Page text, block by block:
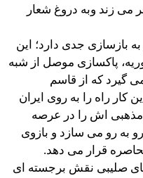
می زند وبه دروغ شعار
بازسازی جدی دارد؛ این
پاکسازی موصل از شبه
گیرد که از قاسم
کار راه را به روی ایران
مذهبی اش را در عرصه
به رو می سازد و بازوی
قرار می دهد.
صلیبی نقش برجسته ای